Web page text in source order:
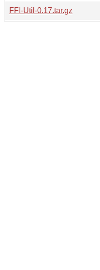
FFI-Util-0.17.tar.gz